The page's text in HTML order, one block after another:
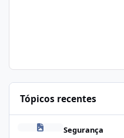
Tópicos recentes
Problema de segurança no csf
Segurança